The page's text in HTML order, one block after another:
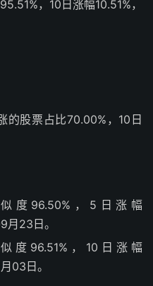
，10日涨幅10.51%，
的股票占比70.00%，10日
度96.50%，5日涨幅
23日。
度96.51%，10日涨幅
03日。